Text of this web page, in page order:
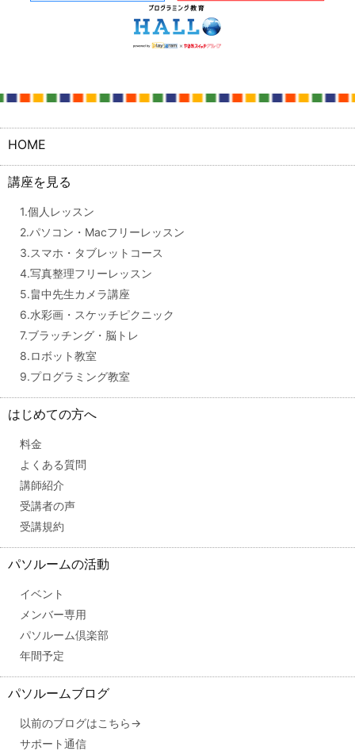
HOME
講座を見る
1.個人レッスン
2.パソコン・Macフリーレッスン
3.スマホ・タブレットコース
4.写真整理フリーレッスン
5.畠中先生カメラ講座
6.水彩画・スケッチピクニック
7.ブラッチング・脳トレ
8.ロボット教室
9.プログラミング教室
はじめての方へ
料金
よくある質問
講師紹介
受講者の声
受講規約
パソルームの活動
イベント
メンバー専用
パソルーム倶楽部
年間予定
パソルームブログ
以前のブログはこちら→
サポート通信